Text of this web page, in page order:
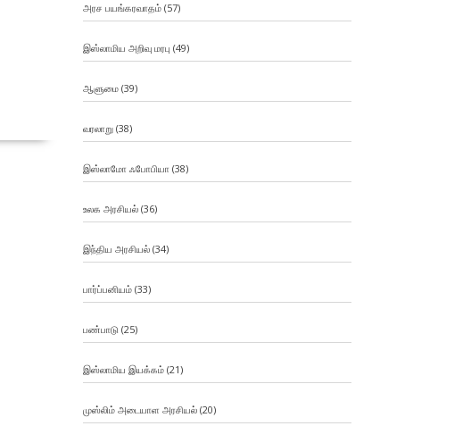
அரச பயங்கரவாதம்(57)
இஸ்லாமிய அறிவு மரபு (49)
ஆளுமை(39)
வரலாறு(38)
இஸ்லாமோ ஃபோபியா (38)
உலக அரசியல்(36)
இந்திய அரசியல்(34)
பார்ப்பனியம்(33)
பண்பாடு(25)
இஸ்லாமிய இயக்கம்(21)
முஸ்லிம் அடையாள அரசியல்(20)